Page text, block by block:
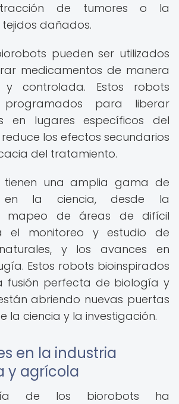
de tumores o la
dañados.
pueden ser utilizados
medicamentos de manera
controlada. Estos robots
para liberar
en lugares específicos del
los efectos secundarios
del tratamiento.
tienen una amplia gama de
en la ciencia, desde la
mapeo de áreas de difícil
el monitoreo y estudio de
y los avances en
Estos robots bioinspirados
fusión perfecta de biología y
abriendo nuevas puertas
la ciencia y la investigación.
en la industria
y agrícola
de los biorobots ha